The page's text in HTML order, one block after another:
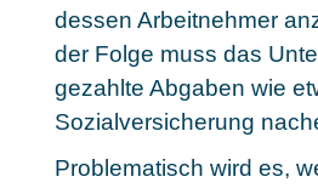
dessen Arbeitnehmer
der Folge muss das
gezahlte Abgaben wie
Sozialversicherung
Problematisch wird es,